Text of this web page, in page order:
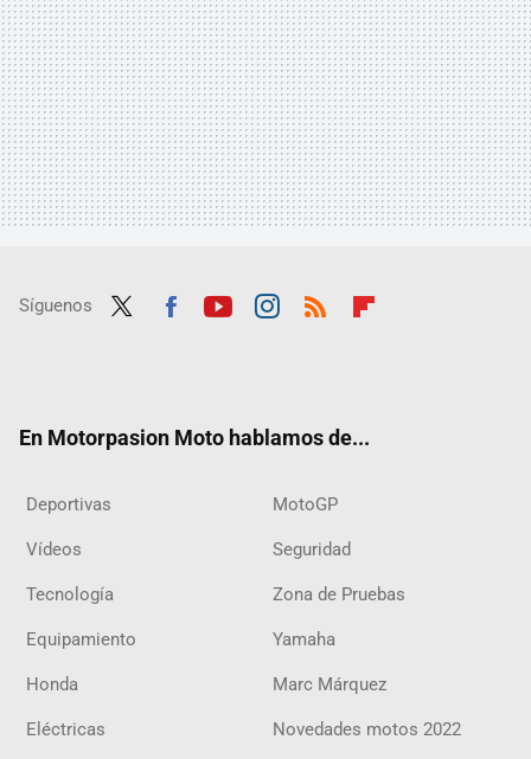
Síguenos
En Motorpasion Moto hablamos de...
Deportivas MotoGP
Vídeos Seguridad
Tecnología Zona de Pruebas
Equipamiento Yamaha
Honda Marc Márquez
Eléctricas Novedades motos 2022